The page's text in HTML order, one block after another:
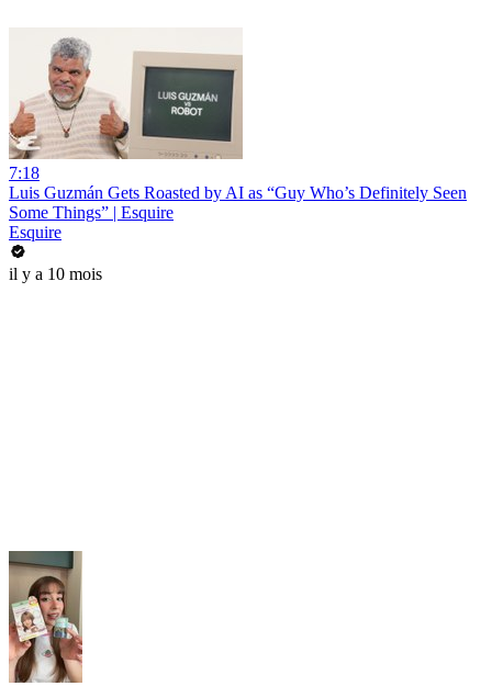
7:18
Luis Guzmán Gets Roasted by AI as “Guy Who’s Definitely Seen
Some Things” | Esquire
Esquire
il y a 10 mois